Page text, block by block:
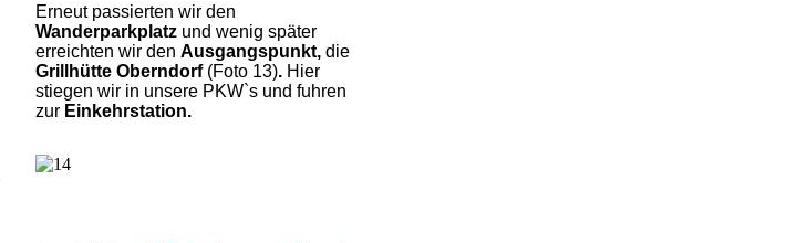
Erneut passierten wir den
Wanderparkplatz undwenig später
erreichten wir denAusgangspunkt,die
Grillhütte Oberndorf (Foto 13). Hier
stiegen wir in unsere PKW`s und fuhren
zur Einkehrstation.